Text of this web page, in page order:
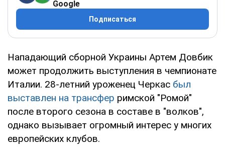
Google
Подписаться
Нападающий сборной Украины Артем Довбик
может продолжить выступления в чемпионате
Италии. 28-летний уроженец Черкас был
выставлен на трансфер римской "Ромой"
после второго сезона в составе в "волков",
однако вызывает огромный интерес у многих
европейских клубов.